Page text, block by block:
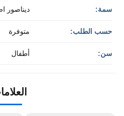
سمة: ديناصور
حسب الطلب: متوفرة
سن: أطفال